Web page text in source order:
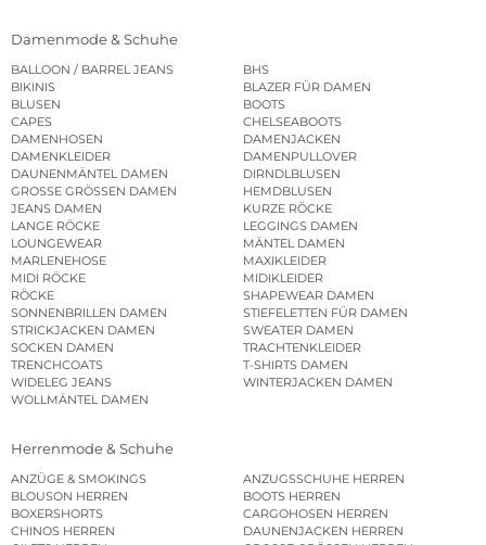
Damenmode & Schuhe
BALLOON / BARREL JEANS
BHS
BIKINIS
BLAZER FÜR DAMEN
BLUSEN
BOOTS
CAPES
CHELSEABOOTS
DAMENHOSEN
DAMENJACKEN
DAMENKLEIDER
DAMENPULLOVER
DAUNENMÄNTEL DAMEN
DIRNDLBLUSEN
GROSSE GRÖSSEN DAMEN
HEMDBLUSEN
JEANS DAMEN
KURZE RÖCKE
LANGE RÖCKE
LEGGINGS DAMEN
LOUNGEWEAR
MÄNTEL DAMEN
MARLENEHOSE
MAXIKLEIDER
MIDI RÖCKE
MIDIKLEIDER
RÖCKE
SHAPEWEAR DAMEN
SONNENBRILLEN DAMEN
STIEFELETTEN FÜR DAMEN
STRICKJACKEN DAMEN
SWEATER DAMEN
SOCKEN DAMEN
TRACHTENKLEIDER
TRENCHCOATS
T-SHIRTS DAMEN
WIDELEG JEANS
WINTERJACKEN DAMEN
WOLLMÄNTEL DAMEN
Herrenmode & Schuhe
ANZÜGE & SMOKINGS
ANZUGSSCHUHE HERREN
BLOUSON HERREN
BOOTS HERREN
BOXERSHORTS
CARGOHOSEN HERREN
CHINOS HERREN
DAUNENJACKEN HERREN